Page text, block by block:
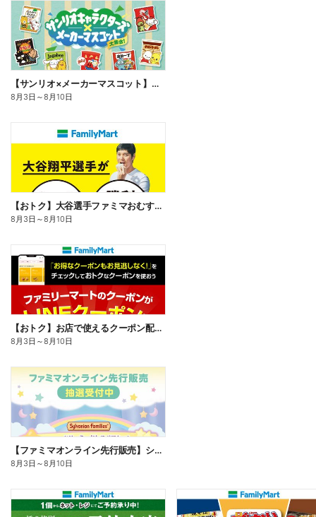
【サンリオ×メーカーマスコット】オリジナルグッズ貰える!
8月3日 ～8月10日
【おトク】大谷選手ファミマおむすび割
8月3日 ～8月10日
【おトク】お店で使えるクーポン配信中
8月3日 ～8月10日
【ファミマオンライン先行販売】シルバニアファミリー
8月3日 ～8月10日